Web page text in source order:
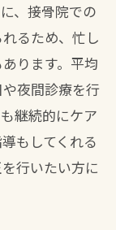
、接骨院での
るため、忙し
ります。平均
夜間診療を行
継続的にケア
もしてくれる
行いたい方に